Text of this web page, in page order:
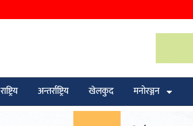
राष्ट्रिय अन्तर्राष्ट्रिय खेलकुद मनोरञ्जन